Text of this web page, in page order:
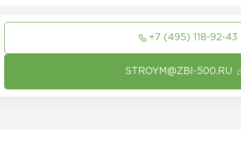
+7 (495) 118-92-43
STROYM@ZBI-500.RU